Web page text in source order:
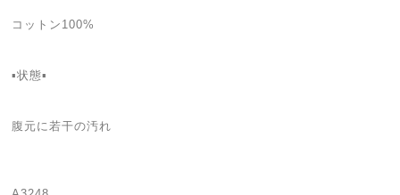
コットン100%
▪️状態▪️
腹元に若干の汚れ